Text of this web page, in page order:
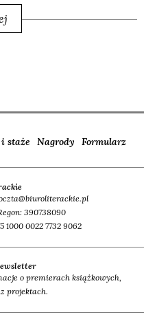
staże Nagrody Formularz
390738090
1000 0022 7732 9062
o premierach książkowych,
projektach.